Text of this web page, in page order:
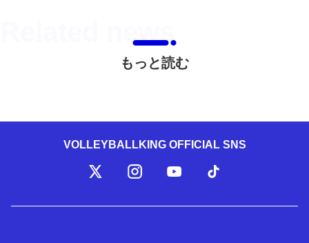
もっと読む
VOLLEYBALLKING OFFICIAL SNS